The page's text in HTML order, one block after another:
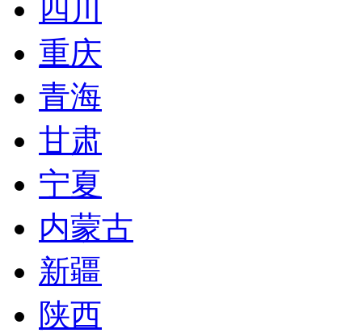
四川
重庆
青海
甘肃
宁夏
内蒙古
新疆
陕西